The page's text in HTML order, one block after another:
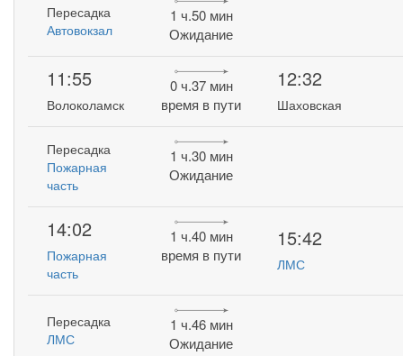
Пересадка
Автовокзал
1 ч.50 мин
Ожидание
11:55
Волоколамск
0 ч.37 мин
время в пути
12:32
Шаховская
Пересадка
Пожарная
часть
1 ч.30 мин
Ожидание
14:02
Пожарная
часть
1 ч.40 мин
время в пути
15:42
ЛМС
Пересадка
ЛМС
1 ч.46 мин
Ожидание